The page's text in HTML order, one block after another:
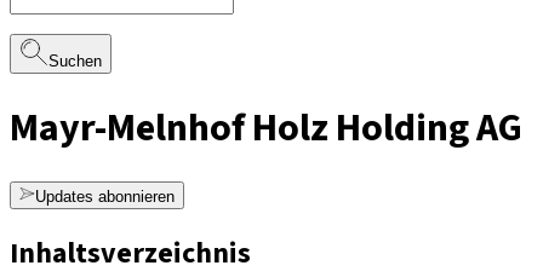
Suchen
Mayr-Melnhof Holz Holding AG
Updates abonnieren
Inhaltsverzeichnis